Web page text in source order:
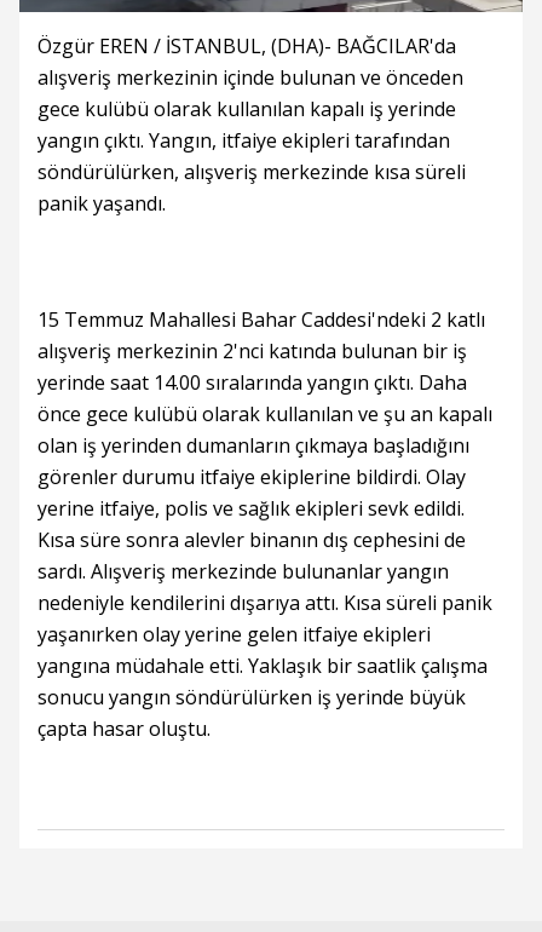
Özgür EREN / İSTANBUL, (DHA)- BAĞCILAR'da
alışveriş merkezinin içinde bulunan ve önceden
gece kulübü olarak kullanılan kapalı iş yerinde
yangın çıktı. Yangın, itfaiye ekipleri tarafından
söndürülürken, alışveriş merkezinde kısa süreli
panik yaşandı.
15 Temmuz Mahallesi Bahar Caddesi'ndeki 2 katlı
alışveriş merkezinin 2'nci katında bulunan bir iş
yerinde saat 14.00 sıralarında yangın çıktı. Daha
önce gece kulübü olarak kullanılan ve şu an kapalı
olan iş yerinden dumanların çıkmaya başladığını
görenler durumu itfaiye ekiplerine bildirdi. Olay
yerine itfaiye, polis ve sağlık ekipleri sevk edildi.
Kısa süre sonra alevler binanın dış cephesini de
sardı. Alışveriş merkezinde bulunanlar yangın
nedeniyle kendilerini dışarıya attı. Kısa süreli panik
yaşanırken olay yerine gelen itfaiye ekipleri
yangına müdahale etti. Yaklaşık bir saatlik çalışma
sonucu yangın söndürülürken iş yerinde büyük
çapta hasar oluştu.